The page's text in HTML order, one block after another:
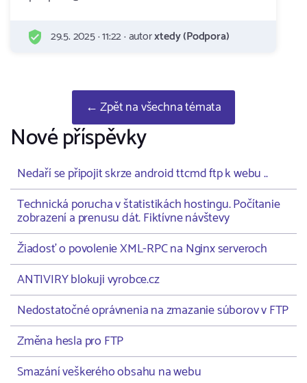
29.5. 2025 · 11:22 · autorxtedy (Podpora)
← Zpět na všechna témata
Nové příspěvky
Nedaří se připojit skrze android ttcmd ftp k webu ..
Technická porucha v štatistikách hostingu. Počítanie
zobrazení a prenusu dát. Fiktívne návštevy
Žiadosť o povolenie XML-RPC na Nginx serveroch
ANTIVIRY blokuji vyrobce.cz
Nedostatočné oprávnenia na zmazanie súborov v FTP
Změna hesla pro FTP
Smazání veškerého obsahu na webu